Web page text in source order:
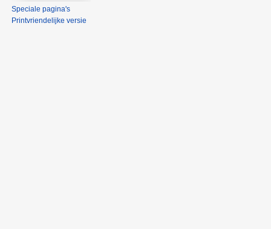
Speciale pagina's
Printvriendelijke versie